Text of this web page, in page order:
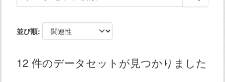
並び順
12 件のデータセットが見つかりました